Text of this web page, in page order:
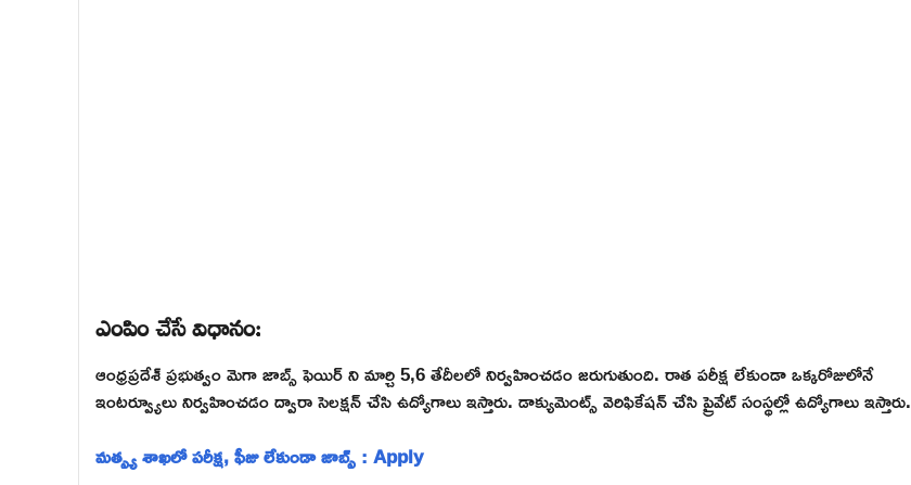
ఎంపిం చేసే విధానం:
ఆంధ్రప్రదేశ్ ప్రభుత్వం మెగా జాబ్స్ ఫెయిర్ ని మార్చి 5,6 తేదీలలో నిర్వహించడం జరుగుతుంది. రాత పరీక్ష లేకుండా ఒక్కరోజులోనే
ఇంటర్వ్యూలు నిర్వహించడం ద్వారా సెలక్షన్ చేసి ఉద్యోగాలు ఇస్తారు. డాక్యుమెంట్స్ వెరిఫికేషన్ చేసి ప్రైవేట్ సంస్థల్లో ఉద్యోగాలు ఇస్తారు.
మత్స్య శాఖలో పరీక్ష, ఫీజు లేకుండా జాబ్స్ : Apply